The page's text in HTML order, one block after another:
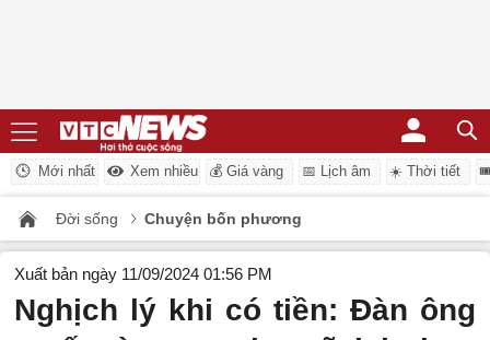
Mới nhất Xem nhiều 💰 Giá vàng 📅 Lịch âm ☀️ Thời tiết
Đời sống Chuyện bốn phương
Xuất bản ngày 11/09/2024 01:56 PM
Nghịch lý khi có tiền: Đàn ông